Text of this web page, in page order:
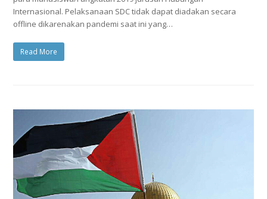
Internasional. Pelaksanaan SDC tidak dapat diadakan secara
offline dikarenakan pandemi saat ini yang…
Read More